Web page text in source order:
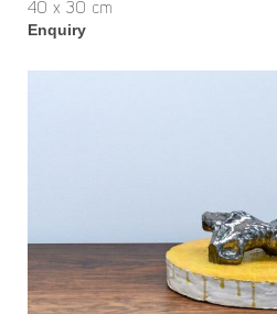
40 x 30 cm
Enquiry